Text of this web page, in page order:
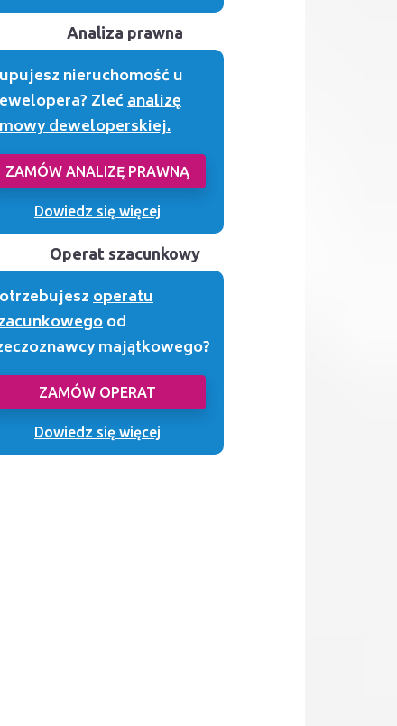
Analiza prawna
nieruchomość u
Zlećanalizę
deweloperskiej.
ZAMÓW ANALIZĘ PRAWNĄ
Dowiedz się więcej
Operat szacunkowy
operatu
od
majątkowego?
ZAMÓW OPERAT
Dowiedz się więcej